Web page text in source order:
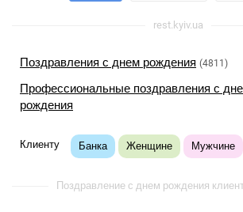
rest.kyiv.ua
Поздравления с днем рождения (4811)
Профессиональные поздравления с
рождения
Клиенту Банка Женщине Мужчине
Поздравление с днем рождения